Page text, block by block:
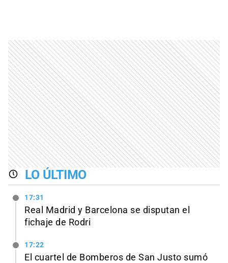
LO ÚLTIMO
17:31
Real Madrid y Barcelona se disputan el
fichaje de Rodri
17:22
El cuartel de Bomberos de San Justo sumó